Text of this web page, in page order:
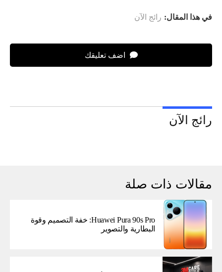
في هذا المقال: رائج الآن
اضف تعليقك
رائج الآن
مقالات ذات صلة
Huawei Pura 90s Pro: خفة التصميم وقوة
البطارية والتصوير